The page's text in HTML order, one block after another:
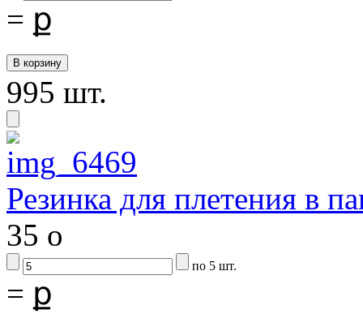
= ք
995 шт.
Резинка для плетения в
35 o
по 5 шт.
= ք